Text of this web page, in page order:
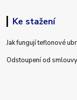
Ke stažení
Jak fungují teflonové
Odstoupení od smlouvy